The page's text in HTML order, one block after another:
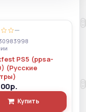
—
PS5 (ppsa-
(Русские
Купить